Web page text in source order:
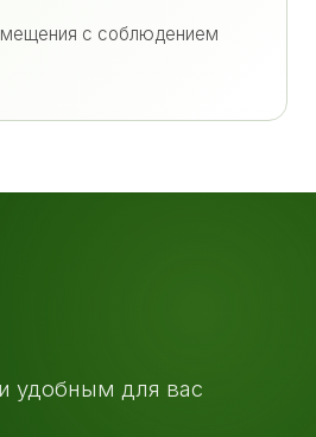
с соблюдением
удобным для вас